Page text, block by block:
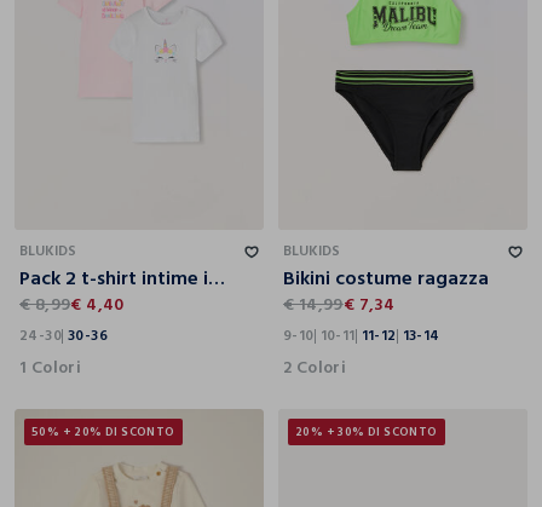
BLUKIDS
Pack 2 t-shirt intime in puro cotone neonata
€ 8,99€ 4,40
24-30 30-36
1 Colori
BLUKIDS
Bikini costume ragazza
€ 14,99€ 7,34
9-10 10-11 11-12 13-14
2 Colori
50% + 20% DI SCONTO 20% + 30% DI SCONTO